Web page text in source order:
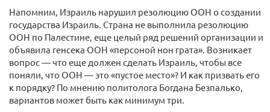
Напомним, Израиль нарушил резолюцию ООН о создании
государства Израиль. Страна не выполнила резолюцию
ООН по Палестине, еще целый ряд решений организации и
объявила генсека ООН «персоной нон грата». Возникает
вопрос — что еще должен сделать Израиль, чтобы все
поняли, что ООН — это «пустое место»? И как призвать его
к порядку? По мнению политолога Богдана Безпалько,
вариантов может быть как минимум три.